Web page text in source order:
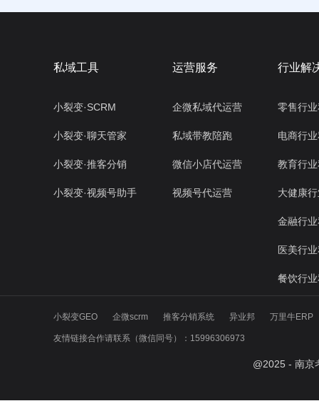
私域工具
小裂变·SCRM
小裂变·聊天管家
小裂变·推客分销
小裂变·视频号助手
运营服务
企微私域代运营
私域带教陪跑
微信小店代运营
视频号代运营
行业解
零售行
电商行
教育行
大健康
金融行
医美行
餐饮行
小裂变GEO 企微scrm 推客分销系统 异业邦 万里牛ERP
友情链接合作请联系（微信同号）：15996306973
@2025 - 南京